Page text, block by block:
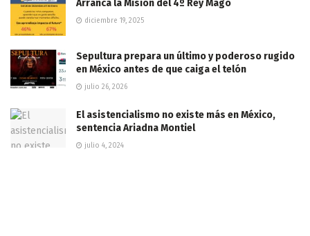
Arranca la Misión del 4º Rey Mago
diciembre 19, 2025
Sepultura prepara un último y poderoso rugido
en México antes de que caiga el telón
julio 26, 2026
El asistencialismo no existe más en México,
sentencia Ariadna Montiel
julio 4, 2024